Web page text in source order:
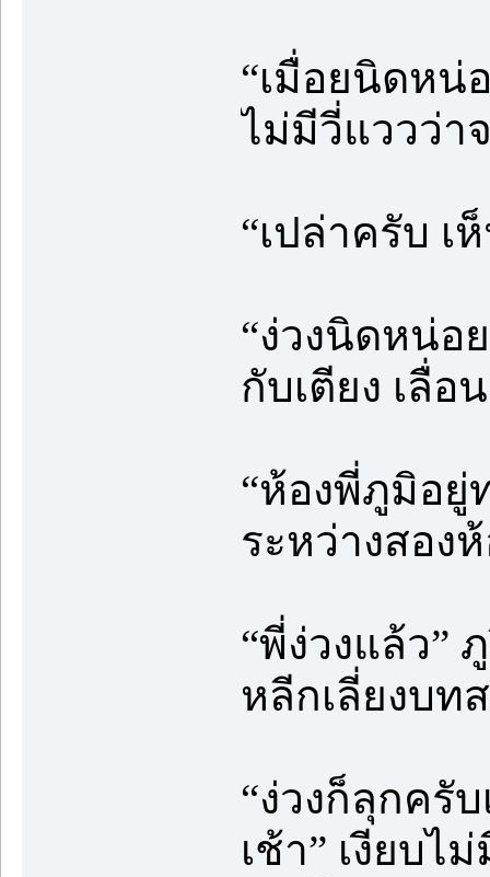
“เมื่อยนิดหน่
ไม่มีวี่แววว่า
“เปล่าครับ
“ง่วงนิดหน่อ
กับเตียง เลื่
“ห้องพี่ภูมิอยู่
ระหว่างสอง
“พี่ง่วงแล้ว”
หลีกเลี่ยงบท
“ง่วงก็ลุกครั
เช้า” เงียบ